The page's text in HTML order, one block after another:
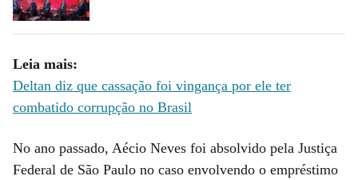
Leia mais:
Deltan diz que cassação foi vingança por ele ter
combatido corrupção no Brasil
No ano passado, Aécio Neves foi absolvido pela Justiça
Federal de São Paulo no caso envolvendo o empréstimo